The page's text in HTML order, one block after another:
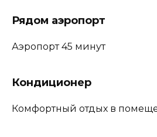
Рядом аэропорт
Аэропорт 45 минут
Кондиционер
Комфортный отдых в